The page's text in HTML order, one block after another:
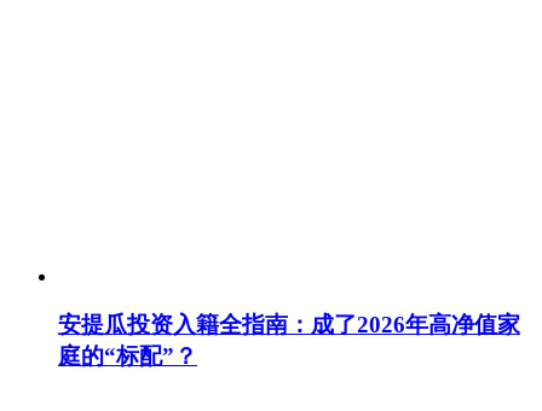
安提瓜投资入籍全指南：成了2026年高净值家
庭的“标配”？